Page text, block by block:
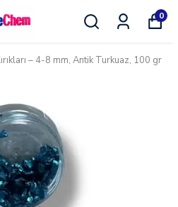
0
– 4-8 mm, Antik Turkuaz, 100 gr